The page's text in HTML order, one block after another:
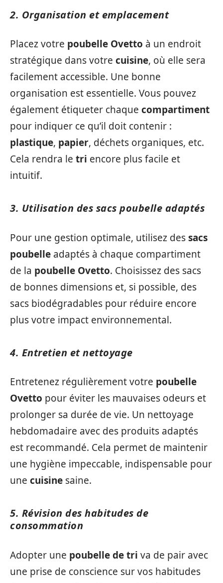
2. Organisation et emplacement
Placez votre poubelle Ovetto à un endroit
stratégique dans votre cuisine, où elle sera
facilement accessible. Une bonne
organisation est essentielle. Vous pouvez
également étiqueter chaque compartiment
pour indiquer ce qu’il doit contenir :
plastique, papier, déchets organiques, etc.
Cela rendra le tri encore plus facile et
intuitif.
3. Utilisation des sacs poubelle adaptés
Pour une gestion optimale, utilisez dessacs
poubelle adaptés à chaque compartiment
de la poubelle Ovetto. Choisissez des sacs
de bonnes dimensions et, si possible, des
sacs biodégradables pour réduire encore
plus votre impact environnemental.
4. Entretien et nettoyage
Entretenez régulièrement votre poubelle
Ovetto pour éviter les mauvaises odeurs et
prolonger sa durée de vie. Un nettoyage
hebdomadaire avec des produits adaptés
est recommandé. Cela permet de maintenir
une hygiène impeccable, indispensable pour
une cuisine saine.
5. Révision des habitudes de
consommation
Adopter une poubelle de tri va de pair avec
une prise de conscience sur vos habitudes